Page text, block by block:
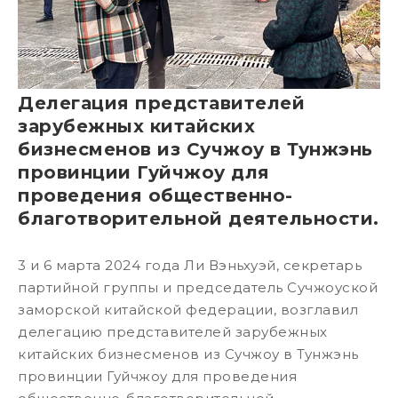
Делегация представителей
зарубежных китайских
бизнесменов из Сучжоу в Тунжэнь
провинции Гуйчжоу для
проведения общественно-
благотворительной деятельности.
3 и 6 марта 2024 года Ли Вэньхуэй, секретарь
партийной группы и председатель Сучжоуской
заморской китайской федерации, возглавил
делегацию представителей зарубежных
китайских бизнесменов из Сучжоу в Тунжэнь
провинции Гуйчжоу для проведения